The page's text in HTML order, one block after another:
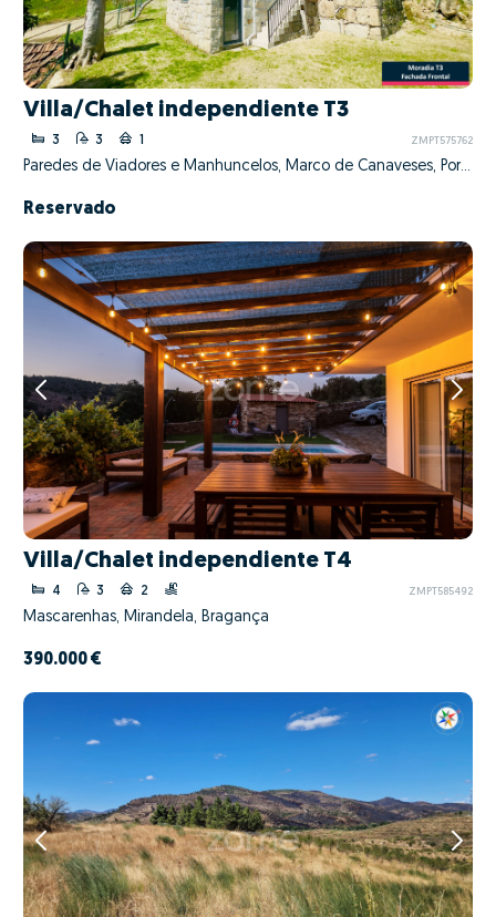
Villa/Chalet independiente T3
3 3 1 ZMPT575762
Paredes de Viadores e Manhuncelos, Marco de Canaveses, Porto
Reservado
Villa/Chalet independiente T4
4 3 2 ZMPT585492
Mascarenhas, Mirandela, Bragança
390.000 €